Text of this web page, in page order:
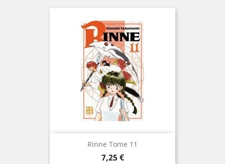
Rinne Tome 11
Prix
7,25 €